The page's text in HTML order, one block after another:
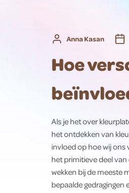
Anna Kasan
Hoe
Als je het over
het ontdekken van
invloed op hoe wij ons
het primitieve deel
wekken bij de meeste
bepaalde gedragingen